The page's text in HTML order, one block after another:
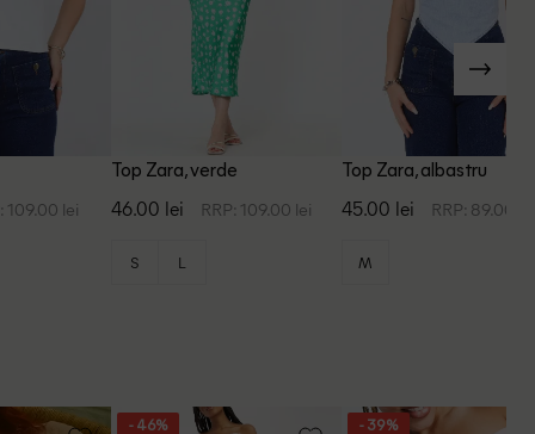
109.00 lei
Top Zara, verde
46.00 lei RRP: 109.00 lei
S L
Top Zara, albastru
45.00 lei RRP: 89.00 lei
M
- 46% - 39%